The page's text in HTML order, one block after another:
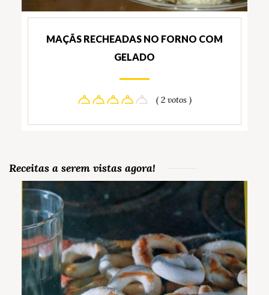
MAÇÃS RECHEADAS NO FORNO COM
GELADO
( 2 votos )
Receitas a serem vistas agora!